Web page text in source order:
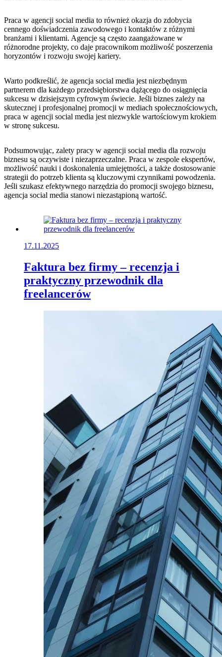
Praca​ w ⁤agencji⁢ social media ‌to również okazja do zdobycia
cennego doświadczenia zawodowego‍ i kontaktów ⁢z ⁣różnymi‌
branżami i klientami. Agencje są często zaangażowane‌ w
różnorodne ⁢projekty, co daje pracownikom możliwość poszerzenia
‍horyzontów i rozwoju swojej kariery.
Warto podkreślić, że agencja⁣ social media jest niezbędnym
partnerem dla każdego przedsiębiorstwa dążącego do osiągnięcia
sukcesu w dzisiejszym cyfrowym świecie. Jeśli biznes zależy na
⁢skutecznej i profesjonalnej promocji w mediach społecznościowych,
praca w agencji social media‌ jest niezwykle wartościowym​ krokiem
w ⁤stronę sukcesu.
Podsumowując, zalety pracy w agencji social media dla rozwoju
biznesu są ⁤oczywiste i niezaprzeczalne. Praca ⁤w zespole ‍ekspertów,
możliwość nauki i doskonalenia‍ umiejętności, a także dostosowanie
strategii ‌do potrzeb klienta są kluczowymi czynnikami powodzenia.
Jeśli​ szukasz efektywnego narzędzia do ⁢promocji swojego ‍biznesu,
agencja social media stanowi niezastąpioną wartość.
17.11.2025
Faktura bez firmy – recenzja i
praktyczny przewodnik dla
freelancerów